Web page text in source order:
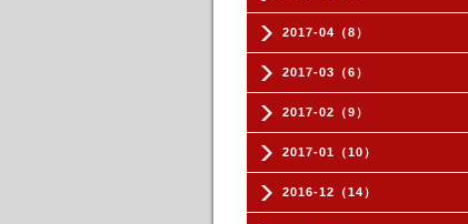
2017-04（8）
2017-03（6）
2017-02（9）
2017-01（10）
2016-12（14）